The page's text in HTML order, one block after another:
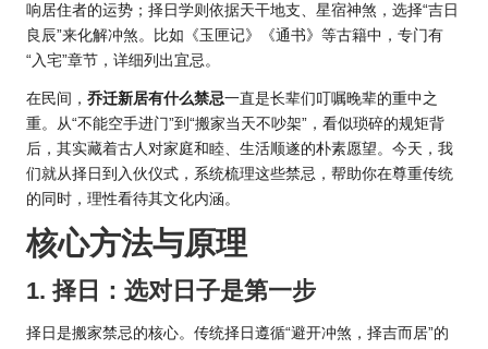
响居住者的运势；择日学则依据天干地支、星宿神煞，选择“吉日
良辰”来化解冲煞。比如《玉匣记》《通书》等古籍中，专门有
“入宅”章节，详细列出宜忌。
在民间， 乔迁新居有什么禁忌一直是长辈们叮嘱晚辈的重中之
重。从“不能空手进门”到“搬家当天不吵架”，看似琐碎的规矩背
后，其实藏着古人对家庭和睦、生活顺遂的朴素愿望。今天，我
们就从择日到入伙仪式，系统梳理这些禁忌，帮助你在尊重传统
的同时，理性看待其文化内涵。
核心方法与原理
1. 择日：选对日子是第一步
择日是搬家禁忌的核心。传统择日遵循“避开冲煞，择吉而居”的